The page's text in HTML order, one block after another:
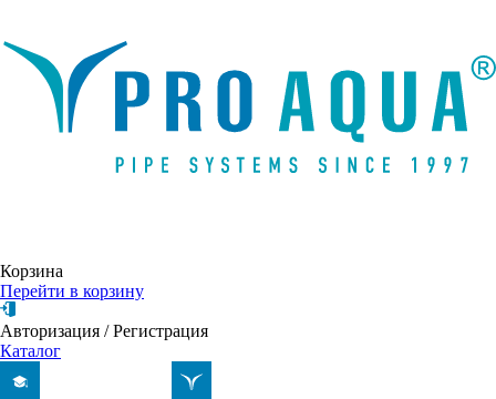
Корзина
Перейти в корзину
Авторизация /Регистрация
Каталог